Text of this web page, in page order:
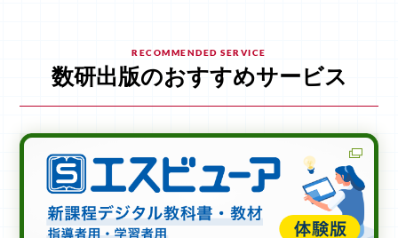
RECOMMENDED SERVICE
数研出版のおすすめサービス